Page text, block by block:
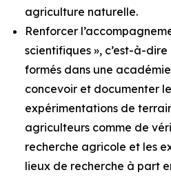
agriculture naturelle.
Renforcer
scientifiques », c’est-à-
formés dans une
concevoir et documenter
expérimentations de
agriculteurs comme de
recherche agricole et les
lieux de recherche à part